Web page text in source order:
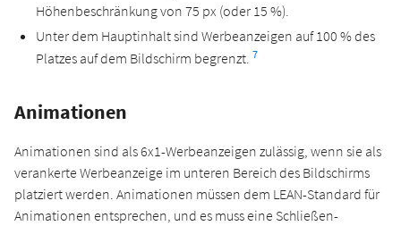
Höhenbeschränkung von 75 px (oder 15 %).
Unter dem Hauptinhalt sind Werbeanzeigen auf 100 % des
Platzes auf dem Bildschirm begrenzt. 7
Animationen
Animationen sind als 6x1-Werbeanzeigen zulässig, wenn sie als
verankerte Werbeanzeige im unteren Bereich des Bildschirms
platziert werden. Animationen müssen dem LEAN-Standard für
Animationen entsprechen, und es muss eine Schließen-